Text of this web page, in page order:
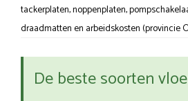
tackerplaten, noppenplaten,
draadmatten en arbeidskosten (provincie
De beste soorten